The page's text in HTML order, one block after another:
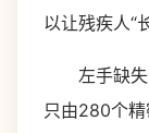
以让残疾人“
左手缺失
只由280个